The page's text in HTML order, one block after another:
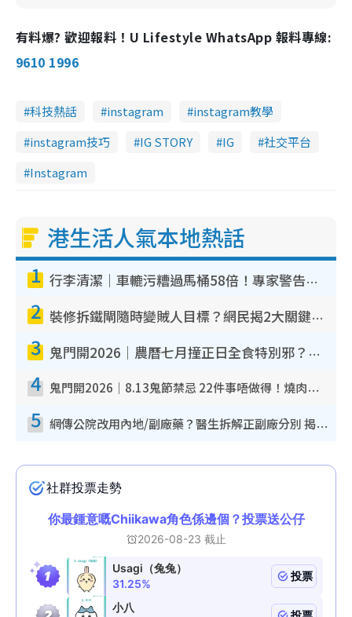
有料爆? 歡迎報料！U Lifestyle WhatsApp 報料專線:
9610 1996
科技熱話 instagram
instagram教學
instagram技巧
IG STORY IG
社交平台
Instagram
港生活人氣本地熱話
1 行李清潔｜車轆污糟過馬桶58倍！專家警告忌用酒精抹 教1招免污手除菌
2 裝修拆鐵閘隨時變賊人目標？網民揭2大關鍵用途：裝新式等於白裝？附新舊鐵閘分別
3 鬼門開2026｜農曆七月撞正日全食特別邪？專家警告切忌做一事！揭4大禁忌+2招保平安
4 鬼門開2026｜8.13鬼節禁忌 22件事唔做得！燒肉、刺身要少食？半夜勿吹口哨/打呢個電話
5 網傳公院改用內地/副廠藥？醫生拆解正副廠分別 揭4類人換藥隨時出事